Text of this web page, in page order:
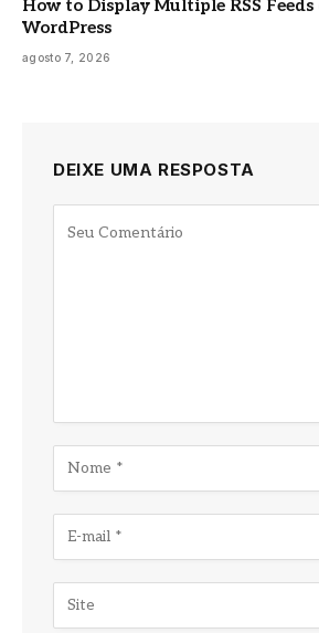
How to Display Multiple RSS Feeds
WordPress
agosto 7, 2026
DEIXE UMA RESPOSTA